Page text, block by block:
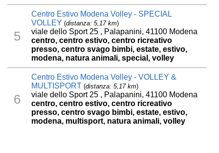
5
Centro Estivo Modena Volley - SPECIAL
VOLLEY (distanza: 5,17 km)
viale dello Sport 25 , Palapanini, 41100 Modena
centro, centro estivo, centro ricreativo
presso, centro svago bimbi, estate, estivo,
modena, natura animali, special, volley
6
Centro Estivo Modena Volley - VOLLEY &
MULTISPORT (distanza: 5,17 km)
viale dello Sport 25 , Palapanini, 41100 Modena
centro, centro estivo, centro ricreativo
presso, centro svago bimbi, estate, estivo,
modena, multisport, natura animali, volley